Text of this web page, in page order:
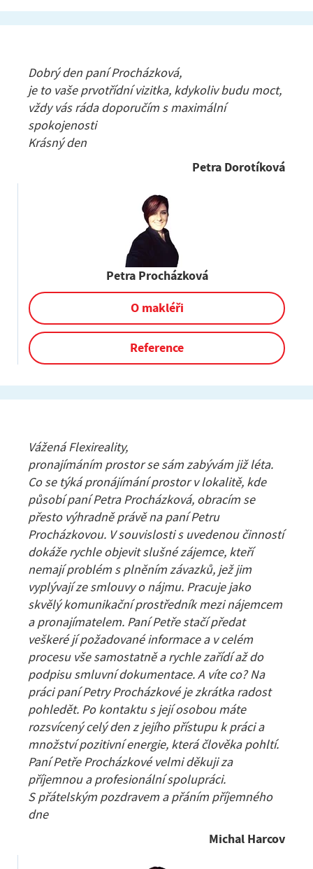
Dobrý den paní Procházková,
je to vaše prvotřídní vizitka, kdykoliv budu moct,
vždy vás ráda doporučím s maximální
spokojenosti
Krásný den
Petra Dorotíková
Petra Procházková
O makléři
Reference
Vážená Flexireality,
pronajímáním prostor se sám zabývám již léta.
Co se týká pronájímání prostor v lokalitě, kde
působí paní Petra Procházková, obracím se
přesto výhradně právě na paní Petru
Procházkovou. V souvislosti s uvedenou činností
dokáže rychle objevit slušné zájemce, kteří
nemají problém s plněním závazků, jež jim
vyplývají ze smlouvy o nájmu. Pracuje jako
skvělý komunikační prostředník mezi nájemcem
a pronajímatelem. Paní Petře stačí předat
veškeré jí požadované informace a v celém
procesu vše samostatně a rychle zařídí až do
podpisu smluvní dokumentace. A víte co? Na
práci paní Petry Procházkové je zkrátka radost
pohledět. Po kontaktu s její osobou máte
rozsvícený celý den z jejího přístupu k práci a
množství pozitivní energie, která člověka pohltí.
Paní Petře Procházkové velmi děkuji za
příjemnou a profesionální spolupráci.
S přátelským pozdravem a přáním příjemného
dne
Michal Harcov